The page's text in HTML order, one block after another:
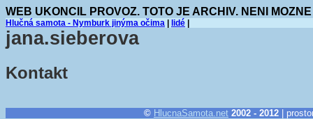
WEB UKONCIL PROVOZ. TOTO JE ARCHIV. NENI
Hlučná samota - Nymburk jinýma očima lidé
jana.sieberova
Kontakt
© HlucnaSamota.net 2002 - 2012 |